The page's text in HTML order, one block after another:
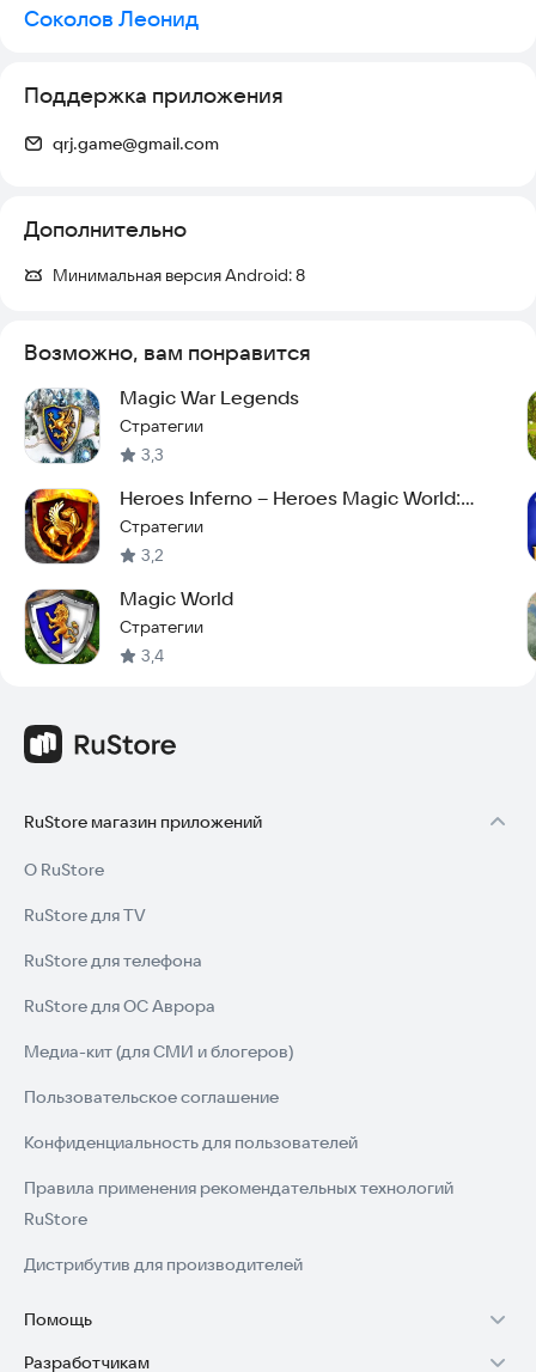
Соколов Леонид
Поддержка приложения
qrj.game@gmail.com
Дополнительно
Минимальная версия Android:8
Возможно, вам понравится
Magic War Legends
Стратегии
3,3
Heroes Inferno – Heroes Magic World:
Inferno
Стратегии
3,2
Magic World
Стратегии
3,4
RuStore магазин приложений
О RuStore
RuStore для TV
RuStore для телефона
RuStore для ОС Аврора
Медиа-кит (для СМИ и блогеров)
Пользовательское соглашение
Конфиденциальность для пользователей
Правила применения рекомендательных технологий
RuStore
Дистрибутив для производителей
Помощь
Установка RuStore на TV
Разработчикам